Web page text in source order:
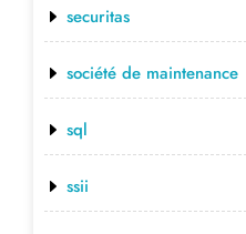
securitas
société de maintenance
sql
ssii